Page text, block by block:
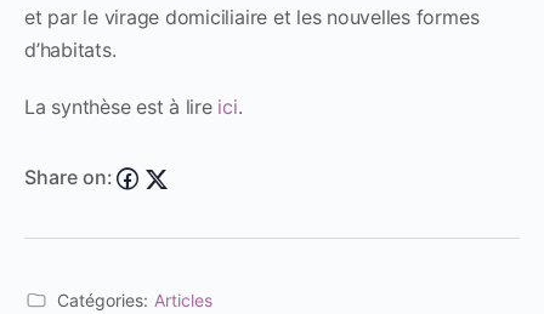
et par le virage domiciliaire et les nouvelles formes
d’habitats.
La synthèse est à lire ici.
Share on:
Catégories: Articles